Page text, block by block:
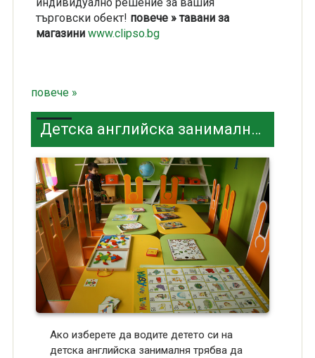
търговски обект! повече » тавани за
магазини www.clipso.bg
повече »
Детска английска занималня - какви са предимствата
Ако изберете да водите детето си на
детска английска занималня трябва да